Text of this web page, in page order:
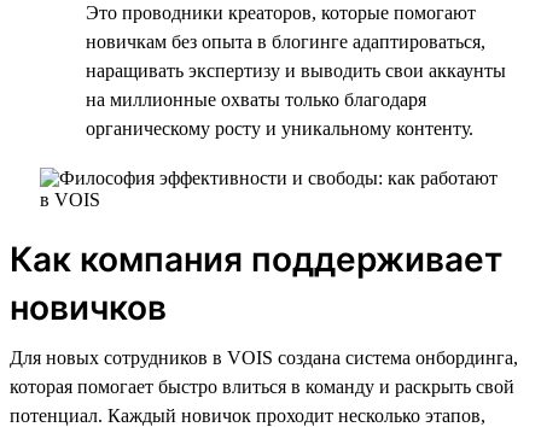
Это проводники креаторов, которые помогают
новичкам без опыта в блогинге адаптироваться,
наращивать экспертизу и выводить свои аккаунты
на миллионные охваты только благодаря
органическому росту и уникальному контенту.
Как компания поддерживает
новичков
Для новых сотрудников в VOIS создана система онбординга,
которая помогает быстро влиться в команду и раскрыть свой
потенциал. Каждый новичок проходит несколько этапов,